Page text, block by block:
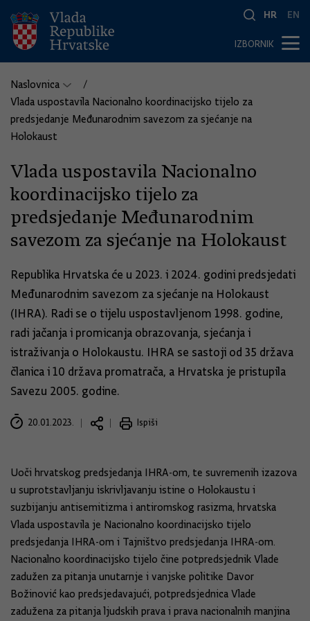
HR EN
IZBORNIK
Naslovnica
Vlada uspostavila Nacionalno koordinacijsko tijelo za
predsjedanje Međunarodnim savezom za sjećanje na
Holokaust
Vlada uspostavila Nacionalno
koordinacijsko tijelo za
predsjedanje Međunarodnim
savezom za sjećanje na Holokaust
Republika Hrvatska će u 2023. i 2024. godini predsjedati
Međunarodnim savezom za sjećanje na Holokaust
(IHRA). Radi se o tijelu uspostavljenom 1998. godine,
radi jačanja i promicanja obrazovanja, sjećanja i
istraživanja o Holokaustu. IHRA se sastoji od 35 država
članica i 10 država promatrača, a Hrvatska je pristupila
Savezu 2005. godine.
20.01.2023. Ispiši
Uoči hrvatskog predsjedanja IHRA-om, te suvremenih izazova
u suprotstavljanju iskrivljavanju istine o Holokaustu i
suzbijanju antisemitizma i antiromskog rasizma, hrvatska
Vlada uspostavila je Nacionalno koordinacijsko tijelo
predsjedanja IHRA-om i Tajništvo predsjedanja IHRA-om.
Nacionalno koordinacijsko tijelo čine potpredsjednik Vlade
zadužen za pitanja unutarnje i vanjske politike Davor
Božinović kao predsjedavajući, potpredsjednica Vlade
zadužena za pitanja ljudskih prava i prava nacionalnih manjina